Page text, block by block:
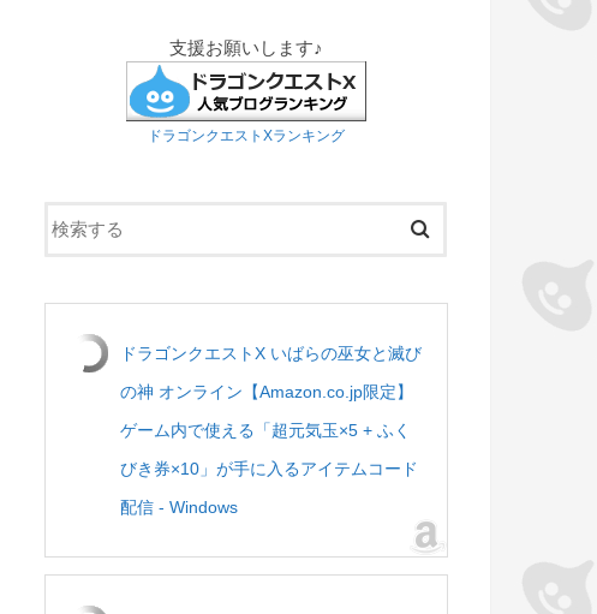
支援お願いします♪
ドラゴンクエストXランキング
ドラゴンクエストX いばらの巫女と滅び
の神 オンライン【Amazon.co.jp限定】
ゲーム内で使える「超元気玉×5 + ふく
びき券×10」が手に入るアイテムコード
配信 - Windows